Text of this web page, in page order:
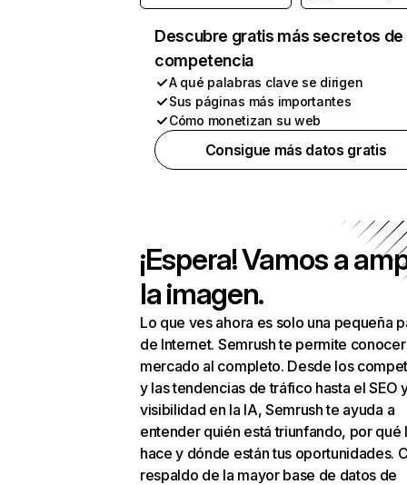
Descubre gratis más secretos de
competencia
A qué palabras clave se dirigen
Sus páginas más importantes
Cómo monetizan su web
Consigue más datos gratis
¡Espera! Vamos a
la imagen.
Lo que ves ahora es solo una pequeña
de Internet. Semrush te permite
mercado al completo. Desde los
y las tendencias de tráfico hasta el SEO
visibilidad en la IA, Semrush te ayuda a
entender quién está triunfando, por qué
hace y dónde están tus oportunidades.
respaldo de la mayor base de datos de